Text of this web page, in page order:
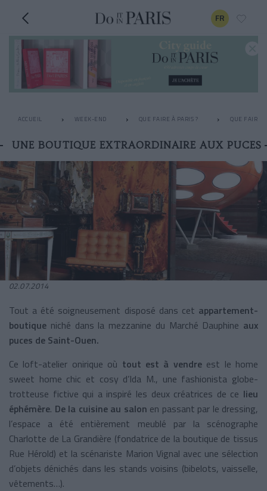
FR
ACCUEIL WEEK-END QUE FAIRE À PARIS ? QUE FAIRE
UNE BOUTIQUE EXTRAORDINAIRE AUX PUCES
02.07.2014
Tout a été soigneusement disposé dans cet appartement-
boutique niché dans la mezzanine du Marché Dauphine aux
puces de Saint-Ouen.
Ce loft-atelier onirique où tout est à vendreest le home
sweet home chic et cosy d’Ida M., une fashionista globe-
trotteuse fictive qui a inspiré les deux créatrices de ce lieu
éphémère. De la cuisine au salon en passant par le dressing,
l’espace a été entièrement meublé par la scénographe
Charlotte de La Grandière (fondatrice de la boutique de tissus
Rue Hérold) et la scénariste Marion Vignal avec une sélection
d’objets dénichés dans les stands voisins (bibelots, vaisselle,
vêtements…).